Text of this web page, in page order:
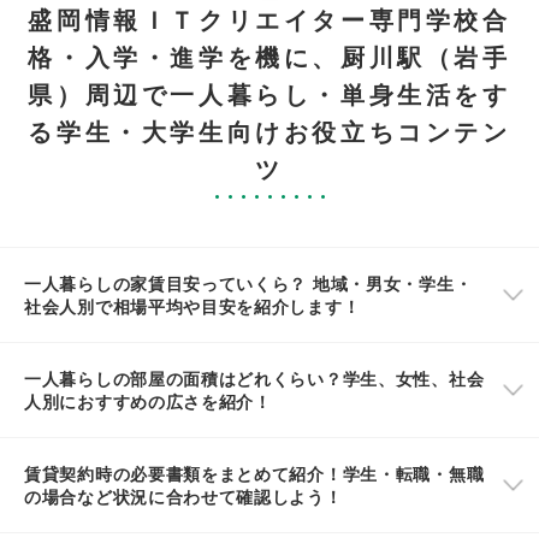
盛岡情報ＩＴクリエイター専門学校合
格・入学・進学を機に、厨川駅（岩手
県）周辺で一人暮らし・単身生活をす
る学生・大学生向けお役立ちコンテン
ツ
一人暮らしの家賃目安っていくら？ 地域・男女・学生・
社会人別で相場平均や目安を紹介します！
一人暮らしの部屋の面積はどれくらい？学生、女性、社会
人別におすすめの広さを紹介！
賃貸契約時の必要書類をまとめて紹介！学生・転職・無職
の場合など状況に合わせて確認しよう！